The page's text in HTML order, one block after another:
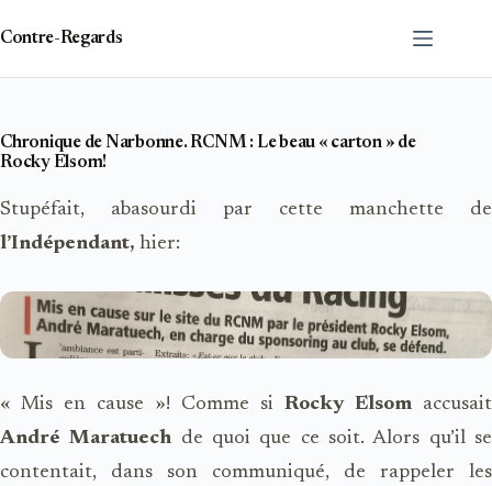
contenu
Contre-Regards
Chronique de Narbonne. RCNM : Le beau « carton » de
Rocky Elsom!
Stupéfait, abasourdi par cette manchette de
l’Indépendant, hier:
« Mis en cause »! Comme si Rocky Elsom accusait
André Maratuech de quoi que ce soit. Alors qu’il se
contentait, dans son communiqué, de rappeler les